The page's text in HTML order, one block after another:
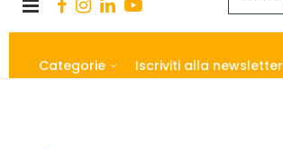
Categorie Iscriviti alla newsletter